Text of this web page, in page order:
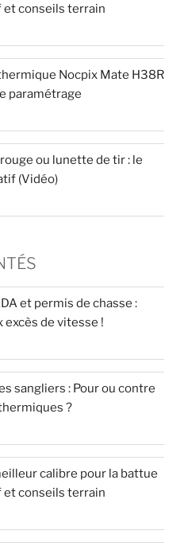
et conseils terrain
Nocpix Mate H38R
paramétrage
ou lunette de tir : le
(Vidéo)
et permis de chasse :
de vitesse !
sangliers : Pour ou contre
?
calibre pour la battue
et conseils terrain